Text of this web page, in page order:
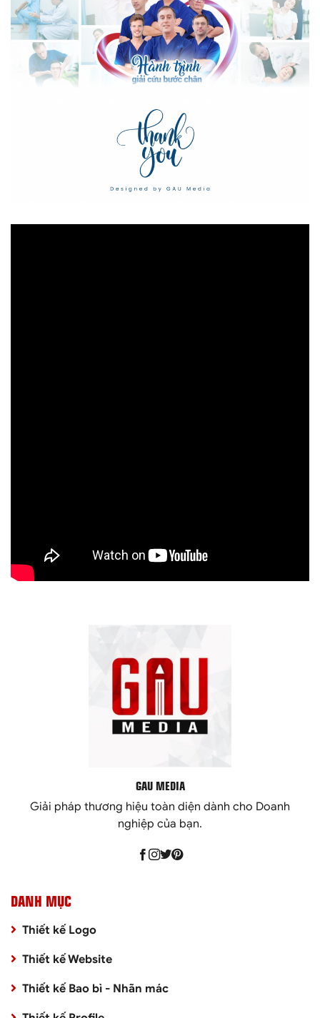
GAU MEDIA
Giải pháp thương hiệu toàn diện dành cho Doanh
nghiệp của bạn.
DANH MỤC
Thiết kế Logo
Thiết kế Website
Thiết kế Bao bì - Nhãn mác